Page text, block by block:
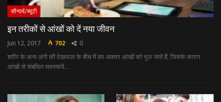
सौन्दर्य/ब्यूटी
इन तरीकों से आंखों को दें नया जीवन
Jun 12, 2017 702 0
शरीर के अन्‍य अंगों की देखभाल के बीच में हम अक्‍सर आंखों को भूल जाते हैं, जिसके कारण
आंखों से संबंधित समस्‍यायें…